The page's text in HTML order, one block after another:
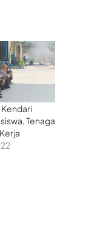
Tenaga